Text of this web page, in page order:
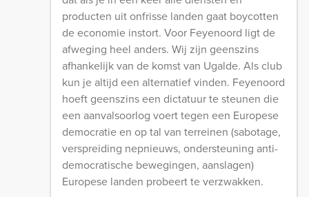
producten uit onfrisse landen gaat boycotten
de economie instort. Voor Feyenoord ligt de
afweging heel anders. Wij zijn geenszins
afhankelijk van de komst van Ugalde. Als club
kun je altijd een alternatief vinden. Feyenoord
hoeft geenszins een dictatuur te steunen die
een aanvalsoorlog voert tegen een Europese
democratie en op tal van terreinen (sabotage,
verspreiding nepnieuws, ondersteuning anti-
democratische bewegingen, aanslagen)
Europese landen probeert te verzwakken.